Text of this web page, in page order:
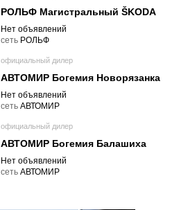
РОЛЬФ Магистральный ŠKODA
Нет объявлений
cеть РОЛЬФ
официальный дилер
АВТОМИР Богемия Новорязанка
Нет объявлений
cеть АВТОМИР
официальный дилер
АВТОМИР Богемия Балашиха
Нет объявлений
cеть АВТОМИР